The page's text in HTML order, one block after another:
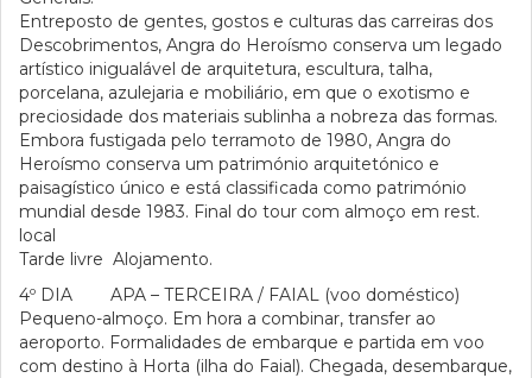
Entreposto de gentes, gostos e culturas das carreiras dos
Descobrimentos, Angra do Heroísmo conserva um legado
artístico inigualável de arquitetura, escultura, talha,
porcelana, azulejaria e mobiliário, em que o exotismo e
preciosidade dos materiais sublinha a nobreza das formas.
Embora fustigada pelo terramoto de 1980, Angra do
Heroísmo conserva um património arquitetónico e
paisagístico único e está classificada como património
mundial desde 1983. Final do tour com almoço em rest.
local
Tarde livre Alojamento.
4º DIA APA – TERCEIRA / FAIAL (voo doméstico)
Pequeno-almoço. Em hora a combinar, transfer ao
aeroporto. Formalidades de embarque e partida em voo
com destino à Horta (ilha do Faial). Chegada, desembarque,